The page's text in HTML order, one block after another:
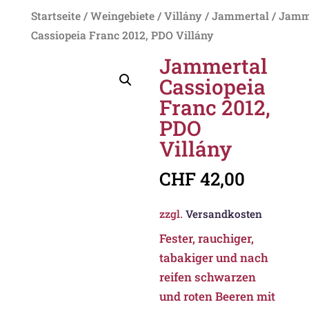
Startseite/ Weingebiete/ Villány/ Jammertal/
Cassiopeia Franc 2012, PDO Villány
Jammertal
Cassiopeia
Franc 2012,
PDO
Villány
CHF42,00
zzgl.Versandkosten
Fester, rauchiger,
tabakiger und nach
reifen schwarzen
und roten Beeren mit